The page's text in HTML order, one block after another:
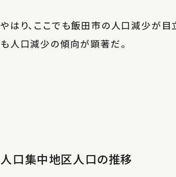
やはり、ここでも飯田市の人口減少が目
も人口減少の傾向が顕著だ。
人口集中地区人口の推移